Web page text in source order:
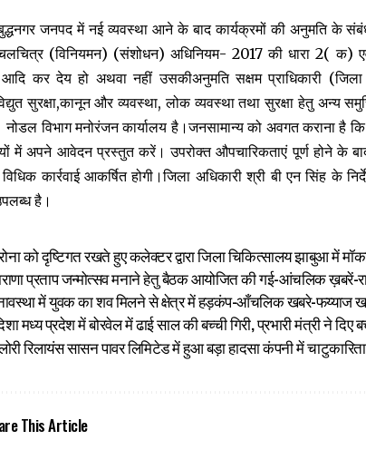
जनपद में नई व्यवस्था आने के बाद कार्यक्रमों की अनुमति के
(विनियमन) (संशोधन) अधिनियम- 2017 की धारा 2( क)
आदि कर देय हो अथवा नहीं उसकीअनुमति सक्षम प्राधिकारी
सुरक्षा,कानून और व्यवस्था, लोक व्यवस्था तथा सुरक्षा हेतु अन्य
नोडल विभाग मनोरंजन कार्यालय है।जनसामान्य को अवगत कराना है
में अपने आवेदन प्रस्तुत करें। उपरोक्त औपचारिकताएं पूर्ण होने के
कार्रवाई आकर्षित होगी।जिला अधिकारी श्री बी एन सिंह के
है।
को दृष्टिगत रखते हुए कलेक्टर द्वारा जिला चिकित्सालय झाबुआ में
प्रताप जन्मोत्सव मनाने हेतु बैठक आयोजित की गई-आंचलिक ख़बरें-
में युवक का शव मिलने से क्षेत्र में हड़कंप-आँचलिक खबरे-फय्याज
मध्य प्रदेश में बोरवेल में ढाई साल की बच्ची गिरी, प्रभारी मंत्री ने दिए
रिलायंस सासन पावर लिमिटेड में हुआ बड़ा हादसा कंपनी में
This Article